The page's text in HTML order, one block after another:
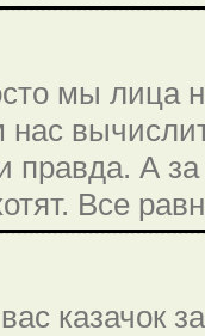
мы лица
нас
правда. А
Все
казачок